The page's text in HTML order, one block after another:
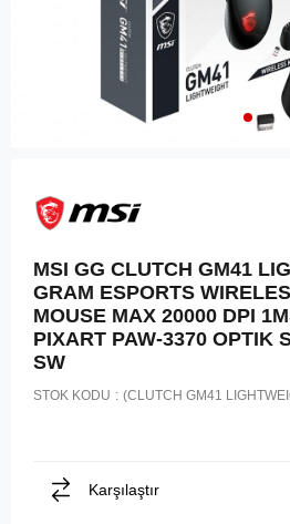
MSI GG CLUTCH GM41
GRAM ESPORTS
MOUSE MAX 20000 DPI
PIXART PAW-3370 OPTIK
SW
STOK KODU (CLUTCH GM41
Karşılaştır